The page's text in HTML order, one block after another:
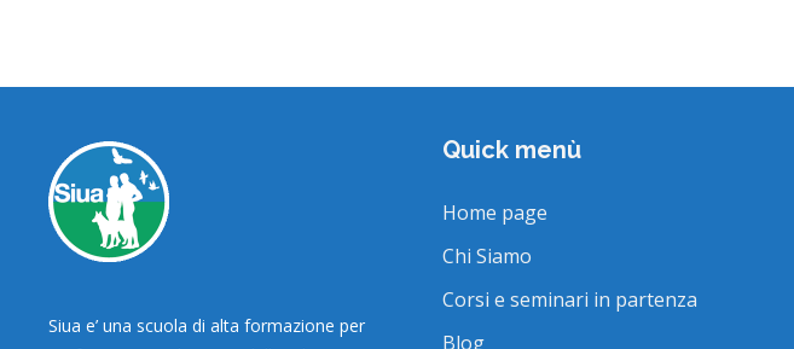
Siua e’ una scuola di alta formazione per
Quick menù
Home page
Chi Siamo
Corsi e seminari in partenza
Blog